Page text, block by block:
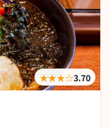
★★★☆3.70